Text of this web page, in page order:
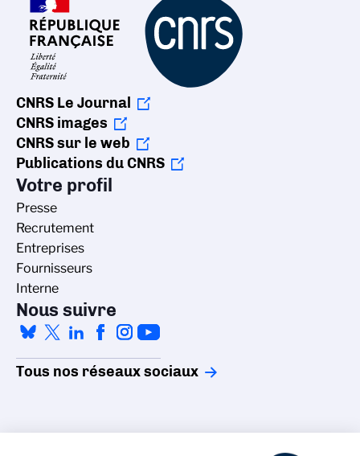
CNRS Le Journal
CNRS images
CNRS sur le web
Publications du CNRS
Votre profil
Presse
Recrutement
Entreprises
Fournisseurs
Interne
Nous suivre
Tous nos réseaux sociaux